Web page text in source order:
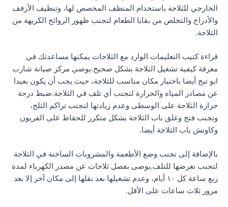
الخارجي للثلاجة باستخدام المنظف المخصص لها، وتنظيف الأرفف
والأدراج والتخلص من بقايا الطعام لتجنب ظهور الروائح الكريهة من
الثلاجة.
قراءة كتيب التعليمات الوارد مع الثلاجات يمكنها مساعدتك في
معرفة كيفية تشغيل الثلاجة بشكل صحيح.يوصي مركز صيانة شارب
ابو تيج أيضا باختيار مكان مناسب للثلاجة، حيث يجب أن يكون بعيدا
عن مصادر المياه والحرارة لتجنب أي تلف في الثلاجة.ضبط درجة
حرارة الثلاجة على الوسطى وعدم زيادتها لتجنب تراكم الثلج،
وتجنب فتح وغلق باب الثلاجة بشكل متكرر للحفاظ على الفريون
وكاوتش باب الثلاجة أيضا.
بالإضافة إلى تجنب وضع الأطعمة والمشروبات الساخنة في الثلاجة
لتجنب تعرضها للتلف.يوصى بفصل ثلاجات عن مصدر الكهرباء لمدة
ربع ساعة كل ١٠ أيام، وعدم تشغيلها بعد نقلها إلى مكان آخر إلا بعد
مرور ثلاث ساعات على الأقل.